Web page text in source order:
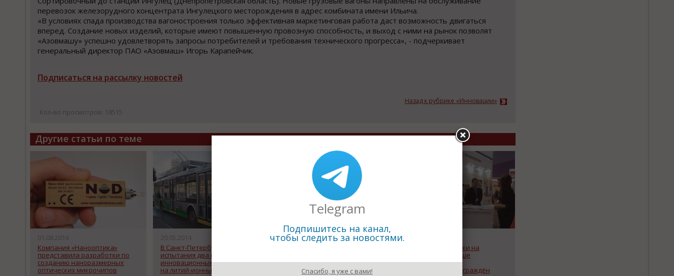
перевозок железорудного концентрата Ингулецкого месторождения в адрес комбината имени Ильича.
«В условиях спада производства вагоностроения только эффективная маркетинговая работа даст возможность двигаться
вперед. Создание новых изделий, которые имеют повышенную провозную способность, и выход с ними на рынок позволят
«Азовмашу» успешно удовлетворять запросы потребителей и требования технического прогресса», - подчеркивает
генеральный директор ПАО «Азовмаш» Игорь Карапейчик.
Подписаться на рассылку новостей
Назад к рубрике «Инновации»
Кол-во просмотров: 18515
Другие статьи по теме
01.08.2014
Компания «Нанооптика»
представила разработки по
созданию наноразмерных
оптических микрочипов
20.05.2014
В Санкт-Петербурге проходят
испытания два новые
инновационные троллейбусы
на литий-ионных
22.04.2014
инновационные разработки
Проект разработки на
Петрозаводскмаше
инновационного
оборудования награждён
Telegram
Подпишитесь на канал,
чтобы следить за новостями.
Спасибо, я уже с вами!